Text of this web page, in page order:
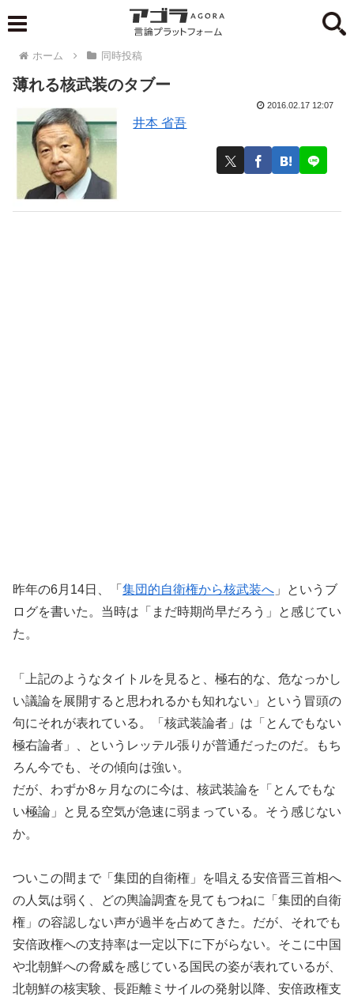
ホーム 同時投稿
薄れる核武装のタブー
井本 省吾
2016.02.17 12:07
昨年の6月14日、「 集団的自衛権から核武装へ 」というブ
ログを書いた。当時は「まだ時期尚早だろう」と感じてい
た。
「上記のようなタイトルを見ると、極右的な、危なっかし
い議論を展開すると思われるかも知れない」という冒頭の
句にそれが表れている。「核武装論者」は「とんでもない
極右論者」、というレッテル張りが普通だったのだ。もち
ろん今でも、その傾向は強い。
だが、わずか8ヶ月なのに今は、核武装論を「とんでもな
い極論」と見る空気が急速に弱まっている。そう感じない
か。
ついこの間まで「集団的自衛権」を唱える安倍晋三首相へ
の人気は弱く、どの輿論調査を見てもつねに「集団的自衛
権」の容認しない声が過半を占めてきた。だが、それでも
安倍政権への支持率は一定以下に下がらない。そこに中国
や北朝鮮への脅威を感じている国民の姿が表れているが、
北朝鮮の核実験、長距離ミサイルの発射以降、安倍政権支